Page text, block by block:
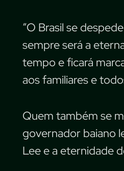
“O Brasil se
sempre será a
tempo e ficará
aos familiares e
Quem também se
governador baiano
Lee e a eternidade